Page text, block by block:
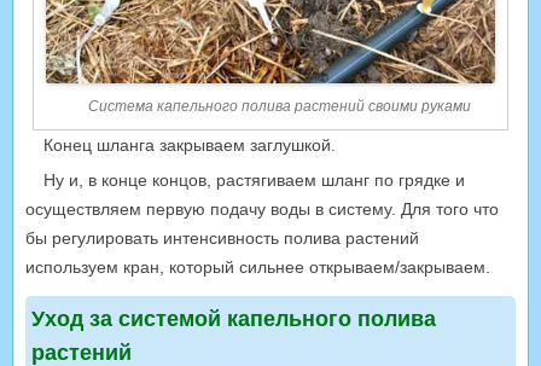
Система капельного полива растений своими руками
Конец шланга закрываем заглушкой.
Ну и, в конце концов, растягиваем шланг по грядке и
осуществляем первую подачу воды в систему. Для того что
бы регулировать интенсивность полива растений
используем кран, который сильнее открываем/закрываем.
Уход за системой капельного полива
растений